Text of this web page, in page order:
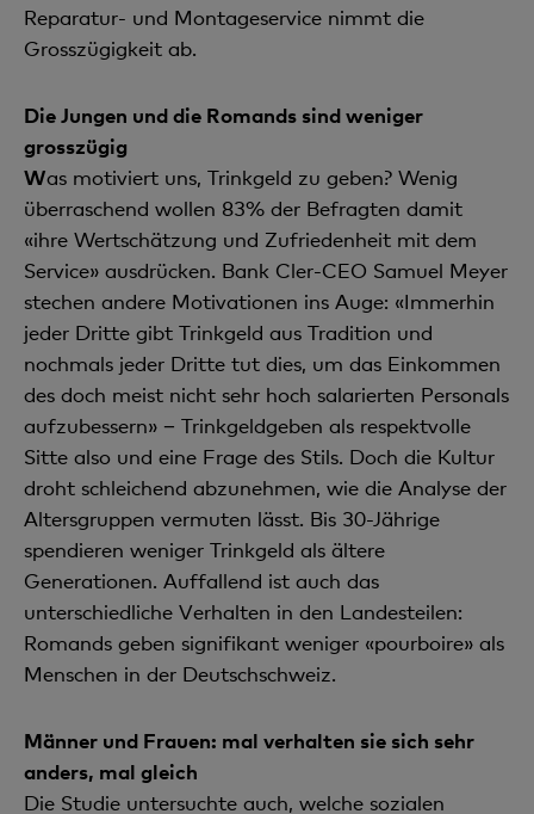
Reparatur- und Montageservice nimmt die
Grosszügigkeit ab.
Die Jungen und die Romands sind weniger
grosszügig
Was motiviert uns, Trinkgeld zu geben? Wenig
überraschend wollen 83% der Befragten damit
«ihre Wertschätzung und Zufriedenheit mit dem
Service» ausdrücken. Bank Cler-CEO Samuel Meyer
stechen andere Motivationen ins Auge: «Immerhin
jeder Dritte gibt Trinkgeld aus Tradition und
nochmals jeder Dritte tut dies, um das Einkommen
des doch meist nicht sehr hoch salarierten Personals
aufzubessern» − Trinkgeldgeben als respektvolle
Sitte also und eine Frage des Stils. Doch die Kultur
droht schleichend abzunehmen, wie die Analyse der
Altersgruppen vermuten lässt. Bis 30-Jährige
spendieren weniger Trinkgeld als ältere
Generationen. Auffallend ist auch das
unterschiedliche Verhalten in den Landesteilen:
Romands geben signifikant weniger «pourboire» als
Menschen in der Deutschschweiz.
Männer und Frauen: mal verhalten sie sich sehr
anders, mal gleich
Die Studie untersuchte auch, welche sozialen